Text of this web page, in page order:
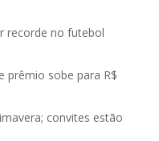
recorde no futebol
prêmio sobe para R$
convites estão